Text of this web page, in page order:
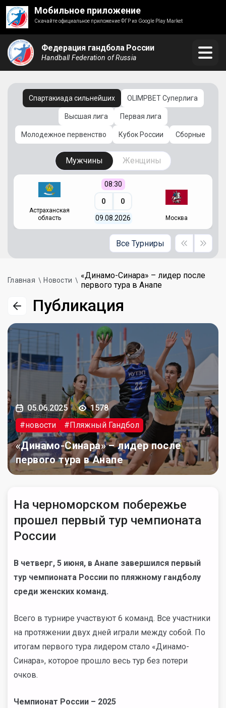
Мобильное приложение
Скачайте официальное приложение ФГР из Google Play Market
Федерация гандбола России
Handball Federation of Russia
Спартакиада сильнейших OLIMPBET Суперлига
Высшая лига Первая лига
Молодежное первенство Кубок России Сборные
Мужчины Женщины
Астраханская
область
08:30
0 0
09.08.2026 Москва
Все Турниры
Главная Новости
«Динамо-Синара» – лидер после
первого тура в Анапе
Публикация
05.06.2025
1578
#новости
#Пляжный Гандбол
«Динамо-Синара» – лидер после
первого тура в Анапе
На черноморском побережье
прошел первый тур чемпионата
России
В четверг, 5 июня, в Анапе завершился первый
тур чемпионата России по пляжному гандболу
среди женских команд.
Всего в турнире участвуют 6 команд. Все участники
на протяжении двух дней играли между собой. По
итогам первого тура лидером стало «Динамо-
Синара», которое прошло весь тур без потери
очков.
Чемпионат России – 2025